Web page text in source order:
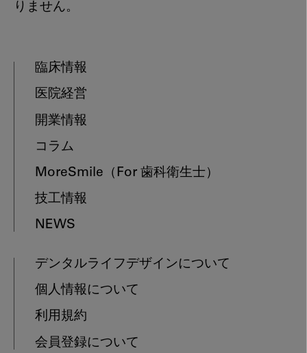
りません。
臨床情報
医院経営
開業情報
コラム
MoreSmile （For 歯科衛生士）
技工情報
NEWS
デンタルライフデザインについて
個人情報について
利用規約
会員登録について